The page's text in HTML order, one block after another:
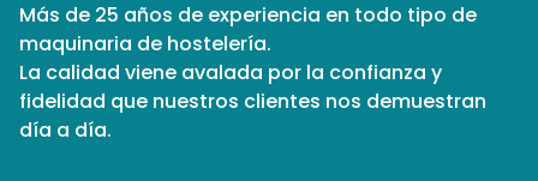
Más de 25 años de experiencia en todo tipo de
maquinaria de hostelería.
La calidad viene avalada por la confianza y
fidelidad que nuestros clientes nos demuestran
día a día.